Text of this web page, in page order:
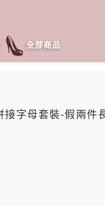
全部商品
接字母套裝-假兩件